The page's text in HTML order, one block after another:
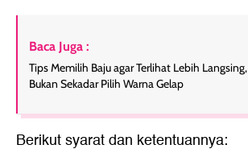
Baca Juga :
Tips Memilih Baju agar Terlihat Lebih Langsing,
Bukan Sekadar Pilih Warna Gelap
Berikut syarat dan ketentuannya: